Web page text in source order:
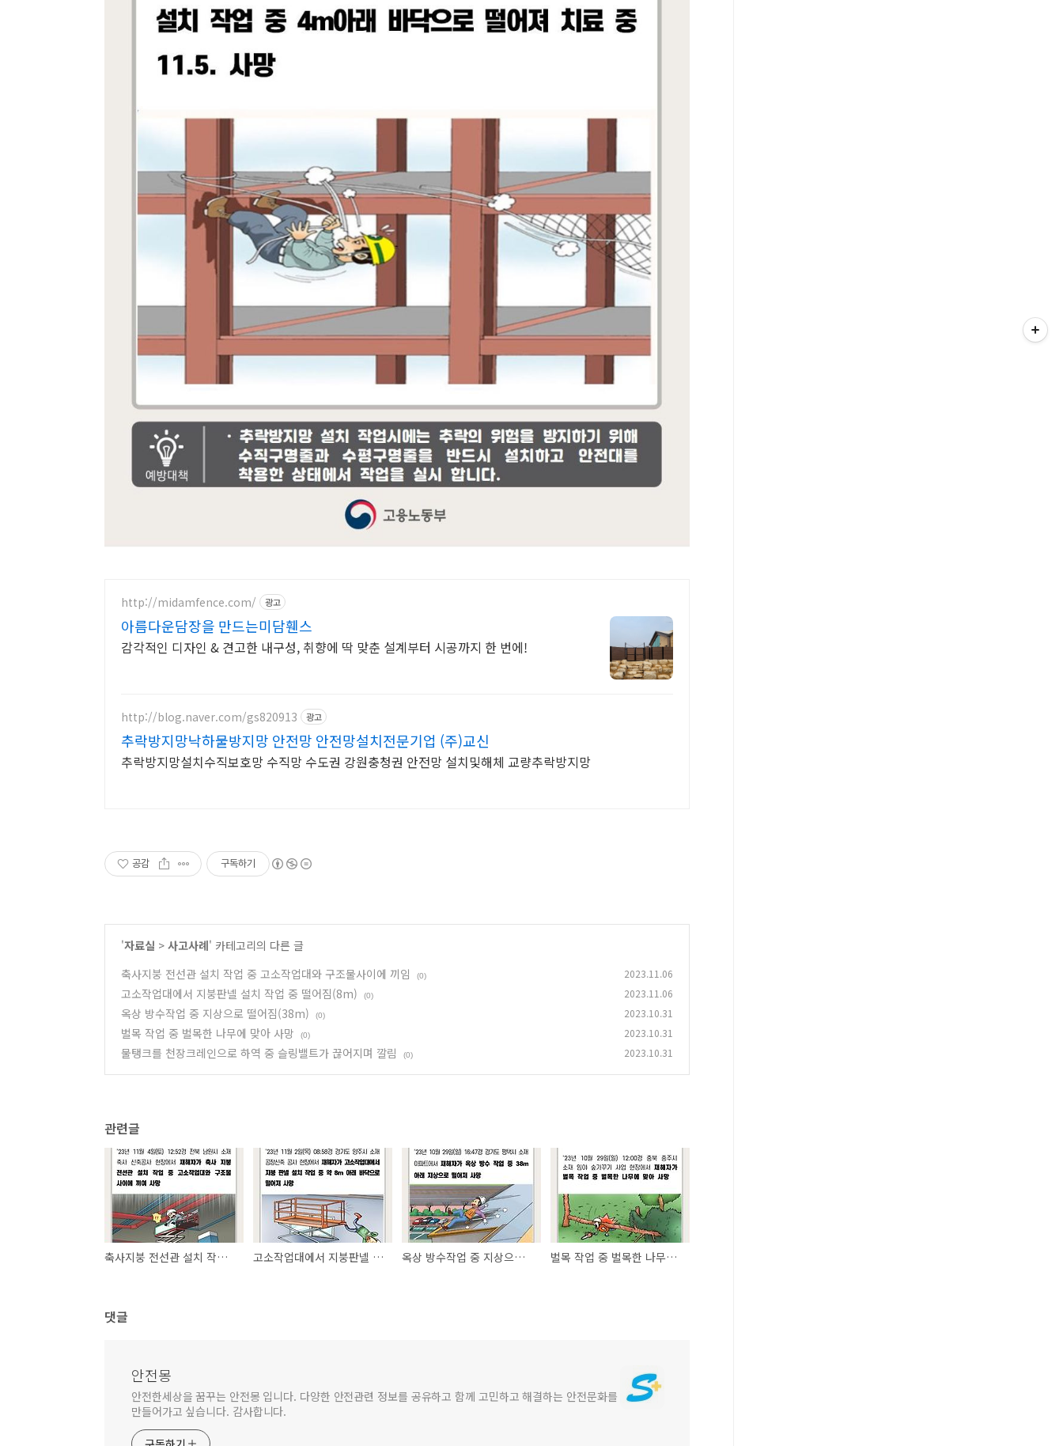
http://midamfence.com/ 광고
아름다운담장을 만드는미담휀스
감각적인 디자인 & 견고한 내구성, 취향에 딱 맞춘 설계부터 시공까지 한 번에!
http://blog.naver.com/gs820913 광고
추락방지망낙하물방지망 안전망 안전망설치전문기업 (주)교신
추락방지망설치수직보호망 수직망 수도권 강원충청권 안전망 설치및해체 교량추락방지망
공감 구독하기
'자료실 > 사고사례' 카테고리의 다른 글
축사지붕 전선관 설치 작업 중 고소작업대와 구조물사이에 끼임
(0) 2023.11.06
고소작업대에서 지붕판넬 설치 작업 중 떨어짐(8m) (0) 2023.11.06
옥상 방수작업 중 지상으로 떨어짐(38m) (0) 2023.10.31
벌목 작업 중 벌목한 나무에 맞아 사망 (0) 2023.10.31
물탱크를 천장크레인으로 하역 중 슬링밸트가 끊어지며 깔림 (0) 2023.10.31
관련글
축사지붕 전선관 설치 작업 중 고소작업대와 구조물사이에 끼임 고소작업대에서 지붕판넬 설치 작업 중 떨어짐(8m) 옥상 방수작업 중 지상으로 떨어짐(38m) 벌목 작업 중 벌목한 나무에 맞아 사망
댓글
안전몽
안전한세상을 꿈꾸는 안전몽 입니다. 다양한 안전관련 정보를 공유하고 함께 고민하고 해결하는 안전문화를
만들어가고 싶습니다. 감사합니다.